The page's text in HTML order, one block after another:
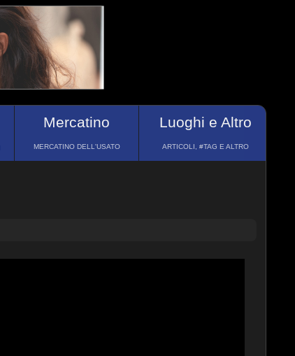
Mercatino
MERCATINO DELL'USATO
Luoghi e Altro
ARTICOLI, #TAG E ALTRO